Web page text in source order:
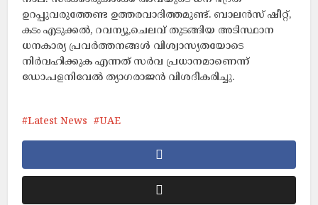
ഉറപ്പുവരുത്തേണ്ട ഉത്തരവാദിത്തമുണ്ട്. ബാലൻസ് ഷീറ്റ്,
കടം എടുക്കൽ, റവന്യൂ,ചെലവ് തുടങ്ങിയ അടിസ്ഥാന
ധനകാര്യ പ്രവർത്തനങ്ങൾ വിശ്വാസ്യതയോടെ
നിർവഹിക്കുക എന്നത് സർവ പ്രധാനമാണെന്ന്
ഡോ.പളനിവേൽ ത്യാഗരാജൻ വിശദീകരിച്ചു.
Latest News UAE